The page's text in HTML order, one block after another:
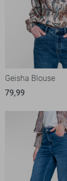
Geisha Blouse
79,99